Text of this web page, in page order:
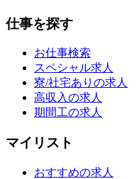
仕事を探す
お仕事検索
スペシャル求人
寮/社宅ありの求人
高収入の求人
期間工の求人
マイリスト
おすすめの求人